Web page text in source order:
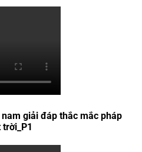
giải đáp thắc mắc pháp